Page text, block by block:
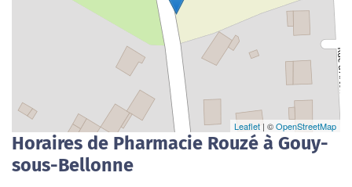
Leaflet | ©OpenStreetMap
Horaires de Pharmacie Rouzé à Gouy-
sous-Bellonne